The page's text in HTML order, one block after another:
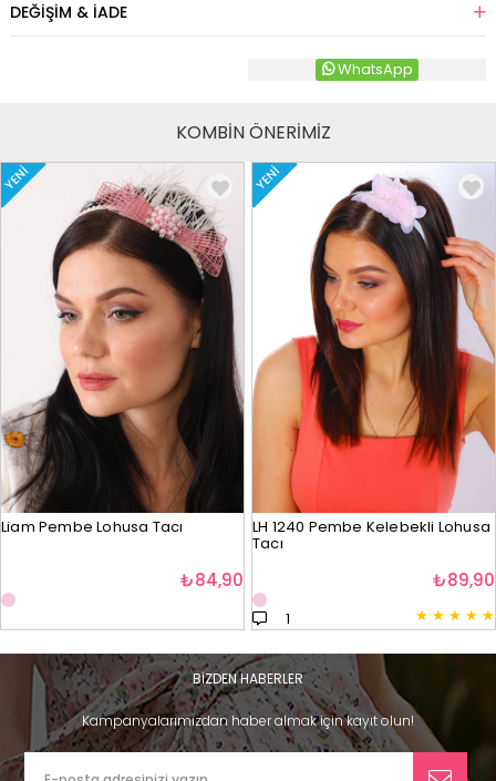
DEĞIŞIM & İADE
WhatsApp
KOMBİN ÖNERİMİZ
YENI
Liam Pembe Lohusa Tacı
₺84,90
YENI
LH 1240 Pembe Kelebekli Lohusa
Tacı
★ ★ ★ ★ ★
1
₺89,90
BİZDEN HABERLER
Kampanyalarımızdan haber almak için kayıt olun!